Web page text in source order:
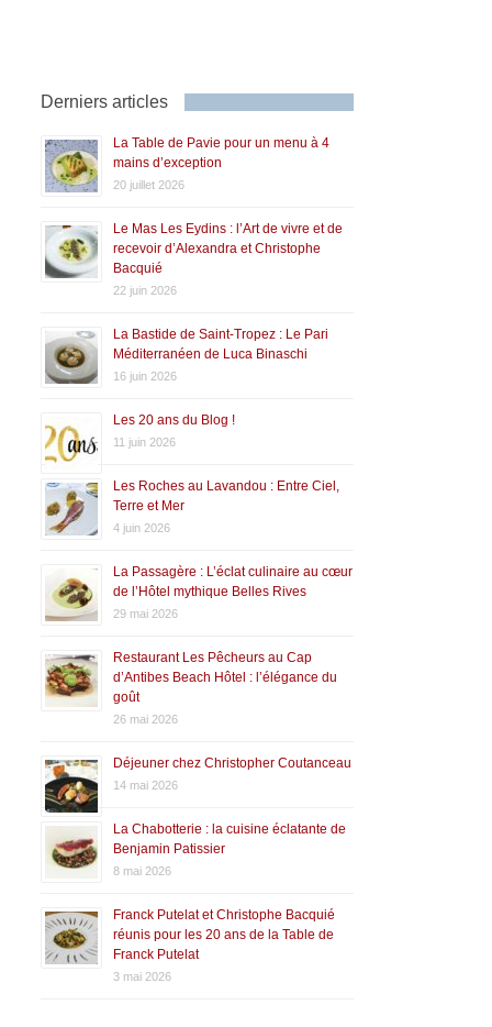
Derniers articles
La Table de Pavie pour un menu à 4
mains d’exception
20 juillet 2026
Le Mas Les Eydins : l’Art de vivre et de
recevoir d’Alexandra et Christophe
Bacquié
22 juin 2026
La Bastide de Saint-Tropez : Le Pari
Méditerranéen de Luca Binaschi
16 juin 2026
Les 20 ans du Blog !
11 juin 2026
Les Roches au Lavandou : Entre Ciel,
Terre et Mer
4 juin 2026
La Passagère : L’éclat culinaire au cœur
de l’Hôtel mythique Belles Rives
29 mai 2026
Restaurant Les Pêcheurs au Cap
d’Antibes Beach Hôtel : l’élégance du
goût
26 mai 2026
Déjeuner chez Christopher Coutanceau
14 mai 2026
La Chabotterie : la cuisine éclatante de
Benjamin Patissier
8 mai 2026
Franck Putelat et Christophe Bacquié
réunis pour les 20 ans de la Table de
Franck Putelat
3 mai 2026